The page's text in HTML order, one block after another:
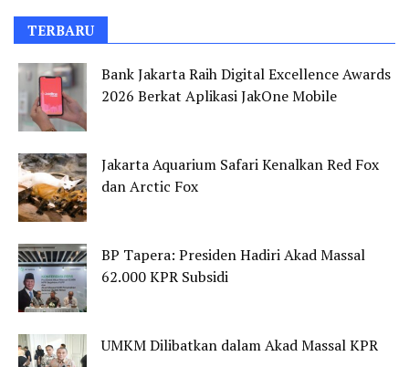
TERBARU
Bank Jakarta Raih Digital Excellence Awards
2026 Berkat Aplikasi JakOne Mobile
Jakarta Aquarium Safari Kenalkan Red Fox
dan Arctic Fox
BP Tapera: Presiden Hadiri Akad Massal
62.000 KPR Subsidi
UMKM Dilibatkan dalam Akad Massal KPR